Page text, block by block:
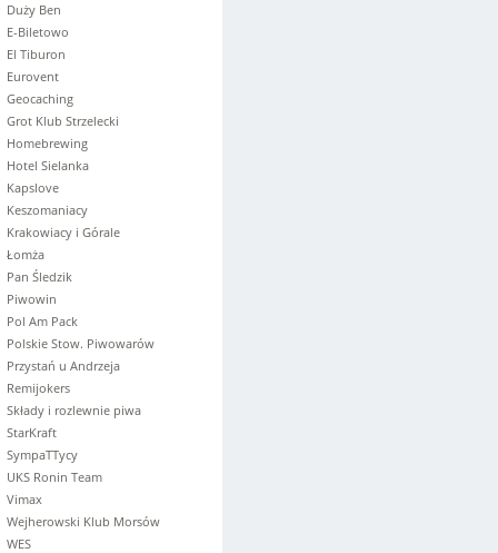
Duży Ben
E-Biletowo
El Tiburon
Eurovent
Geocaching
Grot Klub Strzelecki
Homebrewing
Hotel Sielanka
Kapslove
Keszomaniacy
Krakowiacy i Górale
Łomża
Pan Śledzik
Piwowin
Pol Am Pack
Polskie Stow. Piwowarów
Przystań u Andrzeja
Remijokers
Składy i rozlewnie piwa
StarKraft
SympaTTycy
UKS Ronin Team
Vimax
Wejherowski Klub Morsów
WES